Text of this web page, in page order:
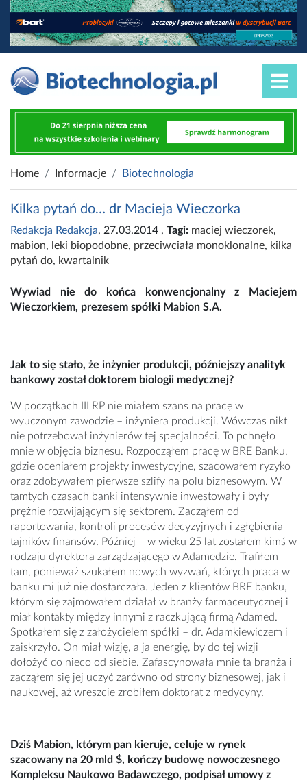
Home Informacje Biotechnologia
Kilka pytań do… dr Macieja Wieczorka
Redakcja Redakcja, 27.03.2014 , Tagi: maciej wieczorek,
mabion, leki biopodobne, przeciwciała monoklonalne, kilka
pytań do, kwartalnik
Wywiad nie do końca konwencjonalny z Maciejem
Wieczorkiem, prezesem spółki Mabion S.A.
Jak to się stało, że inżynier produkcji, późniejszy analityk
bankowy został doktorem biologii medycznej?
W początkach III RP nie miałem szans na pracę w
wyuczonym zawodzie – inżyniera produkcji. Wówczas nikt
nie potrzebował inżynierów tej specjalności. To pchnęło
mnie w objęcia biznesu. Rozpocząłem pracę w BRE Banku,
gdzie oceniałem projekty inwestycyjne, szacowałem ryzyko
oraz zdobywałem pierwsze szlify na polu biznesowym. W
tamtych czasach banki intensywnie inwestowały i były
prężnie rozwijającym się sektorem. Zacząłem od
raportowania, kontroli procesów decyzyjnych i zgłębienia
tajników finansów. Później – w wieku 25 lat zostałem kimś w
rodzaju dyrektora zarządzającego w Adamedzie. Trafiłem
tam, ponieważ szukałem nowych wyzwań, których praca w
banku mi już nie dostarczała. Jeden z klientów BRE banku,
którym się zajmowałem działał w branży farmaceutycznej i
miał kontakty między innymi z raczkującą firmą Adamed.
Spotkałem się z założycielem spółki – dr. Adamkiewiczem i
zaiskrzyło. On miał wizję, a ja energię, by do tej wizji
dołożyć co nieco od siebie. Zafascynowała mnie ta branża i
zacząłem się jej uczyć zarówno od strony biznesowej, jak i
naukowej, aż wreszcie zrobiłem doktorat z medycyny.
Dziś Mabion, którym pan kieruje, celuje w rynek
szacowany na 20 mld $, kończy budowę nowoczesnego
Kompleksu Naukowo Badawczego, podpisał umowy z